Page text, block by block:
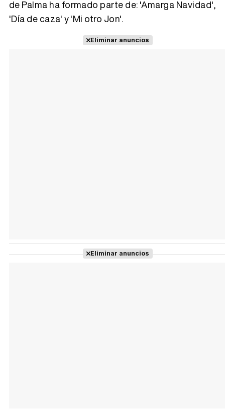
Tráiler Oficial en VOSE 'The Audacity'
de Palma ha formado parte de: 'Amarga Navidad',
'Día de caza' y 'Mi otro Jon'.
Eliminar anuncios
Eliminar anuncios